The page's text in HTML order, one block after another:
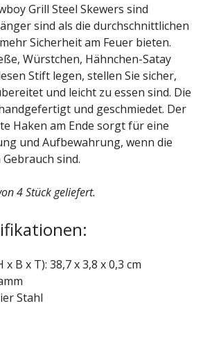
Grill Steel Skewers sind
sind als die durchschnittlichen
Sicherheit am Feuer bieten.
Würstchen, Hähnchen-Satay
Stift legen, stellen Sie sicher,
und leicht zu essen sind. Die
und geschmiedet. Der
Haken am Ende sorgt für eine
und Aufbewahrung, wenn die
sind.
4 Stück geliefert.
B x T): 38,7 x 3,8 x 0,3 cm
Stahl